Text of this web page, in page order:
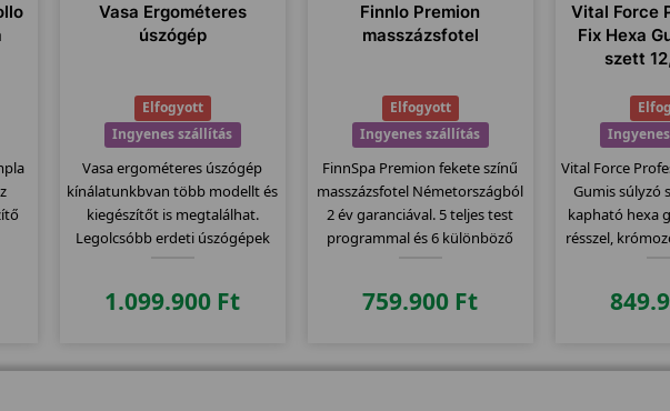
Vasa Ergométeres
úszógép
Elfogyott
Ingyenes szállítás
Vasa ergométeres úszógép
kínálatunkbvan több modellt és
kiegészítőt is megtalálhat.
Legolcsóbb erdeti úszógépek
1.099.900 Ft
Finnlo Premion
masszázsfotel
Elfogyott
Ingyenes szállítás
FinnSpa Premion fekete színű
masszázsfotel Németországból
2 év garanciával. 5 teljes test
programmal és 6 különböző
intenzitással és masszírozási
759.900 Ft
Vital Force
Fix Hexa
szett
Vital Force
Gumis súlyzó
kapható hexa
résszel,